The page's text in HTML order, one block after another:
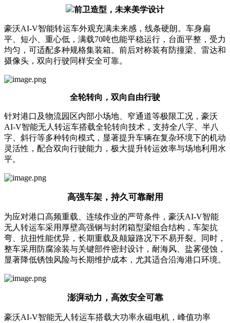
前卫造型，未来美学设计
豪沃AI-V智能转运车外观充满未来感，线条硬朗。车身扁
平、短小、重心低，满载70吨也能平稳运行，台面平整，受力
均匀，可适配多种规格集装箱。前后对称装有防撞梁、雷达和
摄像头，双向行驶同样安全可靠。
全轮转向，双向自由行驶
针对港口及物流园区内部小场地、窄通道等极限工况，豪沃
AI-V智能无人转运车搭载全轮转向技术，支持全八字、半八
字、斜行等多种转向模式，显著提升车辆在复杂环境下的机动
灵活性，配合双向行驶能力，极大提升转运效率与场地利用水
平。
高强车架，持久可靠耐用
为应对港口高频重载、连续作业的严苛条件，豪沃AI-V智能
无人转运车采用厚壁高强钢与封闭箱型梁组合结构，车架抗
弯、抗扭性能优异，长期重载及颠簸路况下不易开裂。同时，
整车采用防腐涂装与关键部件密封设计，耐海风、盐雾侵蚀，
显著降低锈蚀风险与长期维护成本，尤其适合沿海港口环境。
澎湃动力，高效安全可靠
豪沃AI-V智能无人转运车搭载大功率永磁电机，峰值功率